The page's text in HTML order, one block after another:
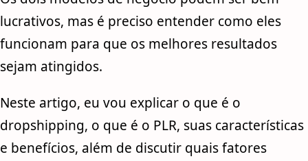
lucrativos, mas é preciso entender como eles
funcionam para que os melhores resultados
sejam atingidos.
Neste artigo, eu vou explicar o que é o
dropshipping, o que é o PLR, suas características
e benefícios, além de discutir quais fatores